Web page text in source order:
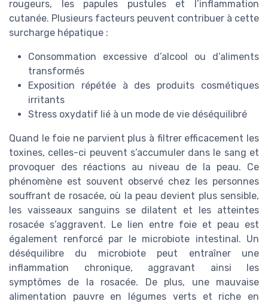
rougeurs, les papules pustules et l’inflammation
cutanée. Plusieurs facteurs peuvent contribuer à cette
surcharge hépatique :
Consommation excessive d’alcool ou d’aliments
transformés
Exposition répétée à des produits cosmétiques
irritants
Stress oxydatif lié à un mode de vie déséquilibré
Quand le foie ne parvient plus à filtrer efficacement les
toxines, celles-ci peuvent s’accumuler dans le sang et
provoquer des réactions au niveau de la peau. Ce
phénomène est souvent observé chez les personnes
souffrant de rosacée, où la peau devient plus sensible,
les vaisseaux sanguins se dilatent et les atteintes
rosacée s’aggravent. Le lien entre foie et peau est
également renforcé par le microbiote intestinal. Un
déséquilibre du microbiote peut entraîner une
inflammation chronique, aggravant ainsi les
symptômes de la rosacée. De plus, une mauvaise
alimentation pauvre en légumes verts et riche en